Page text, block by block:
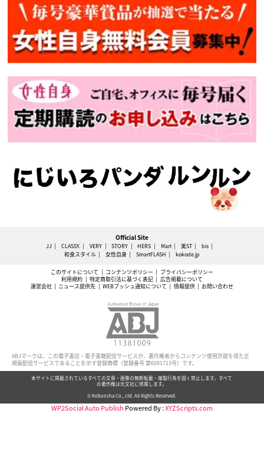
Official Site
JJ CLASSY. VERY STORY HERS Mart 美ST
bis
和食スタイル
女性自身 SmartFLASH kokode.jp
このサイトについて コンテンツポリシー
プライバシーポリシー
利用規約
特定商取引法に基づく表記
広告掲載について
運営会社
ニュース提供先 WEBプッシュ通知について 情報提供 お問い合わせ
ABJマークは、この電子書店・電子書籍配信サービスが、著作権者からコンテンツ使用許諾を得た正
規版配信サービスであることを示す登録商標（登録番号 第6091713号）です。
本サイトに掲載されているすべての文章・画像の無断転載・複製行為を固く禁止します。すべて
の著作権は光文社に帰属します。
© Kobunsha Co., Ltd. All Rights Reserved.
WP2Social Auto Publish Powered By :XYZScripts.com